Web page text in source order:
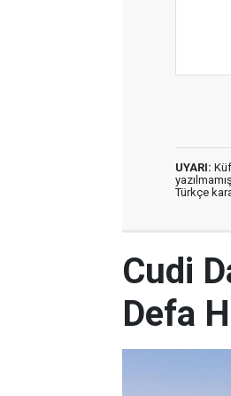
UYARI:
Türkçe
Cudi
Defa